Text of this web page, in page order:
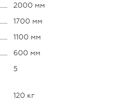
2000 мм
1700 мм
1100 мм
600 мм
5
120 кг